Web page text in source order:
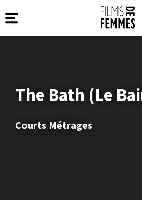
The Bath (Le
Courts Métrages